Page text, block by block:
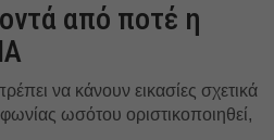
από ποτέ η
να κάνουν εικασίες σχετικά
ωσότου οριστικοποιηθεί,